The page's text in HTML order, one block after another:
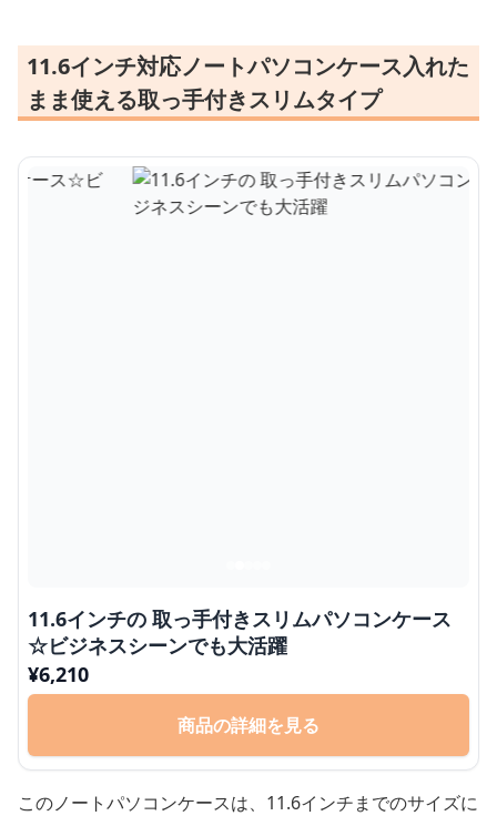
11.6インチ対応ノートパソコンケース入れた
まま使える取っ手付きスリムタイプ
11.6インチの 取っ手付きスリムパソコンケース
☆ビジネスシーンでも大活躍
¥6,210
商品の詳細を見る
このノートパソコンケースは、11.6インチまでのサイズに